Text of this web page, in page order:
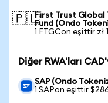
🇵🇱First Trust
Fund (Ondo
1 FTGCon eşittir zł
Diğer RWA'ları
SAP (Ondo
1 SAPon eşittir